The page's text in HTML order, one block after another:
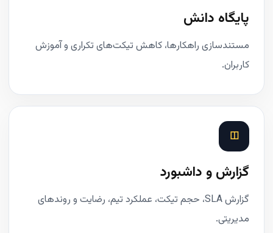
پایگاه دانش
مستندسازی راهکارها، کاهش تیکت‌های تکراری و آموزش
کاربران.
◫
گزارش و داشبورد
گزارش SLA، حجم تیکت، عملکرد تیم، رضایت و روندهای
مدیریتی.